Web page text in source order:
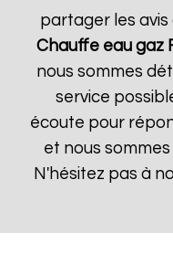
partager les avis
Chauffe eau gaz
nous sommes
service
écoute pour
et nous
N'hésitez pas à